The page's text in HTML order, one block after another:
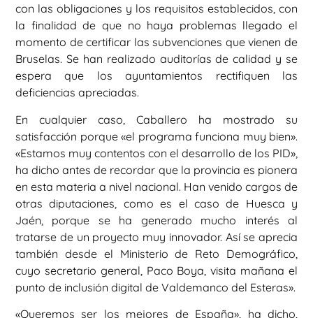
con las obligaciones y los requisitos establecidos, con
la finalidad de que no haya problemas llegado el
momento de certificar las subvenciones que vienen de
Bruselas. Se han realizado auditorías de calidad y se
espera que los ayuntamientos rectifiquen las
deficiencias apreciadas.
En cualquier caso, Caballero ha mostrado su
satisfacción porque «el programa funciona muy bien».
«Estamos muy contentos con el desarrollo de los PID»,
ha dicho antes de recordar que la provincia es pionera
en esta materia a nivel nacional. Han venido cargos de
otras diputaciones, como es el caso de Huesca y
Jaén, porque se ha generado mucho interés al
tratarse de un proyecto muy innovador. Así se aprecia
también desde el Ministerio de Reto Demográfico,
cuyo secretario general, Paco Boya, visita mañana el
punto de inclusión digital de Valdemanco del Esteras».
«Queremos ser los mejores de España», ha dicho,